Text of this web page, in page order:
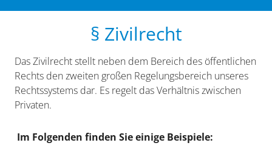
§ Zivilrecht
Das Zivilrecht stellt neben dem Bereich des öffentlichen
Rechts den zweiten großen Regelungsbereich unseres
Rechtssystems dar. Es regelt das Verhältnis zwischen
Privaten.
Im Folgenden finden Sie einige Beispiele: